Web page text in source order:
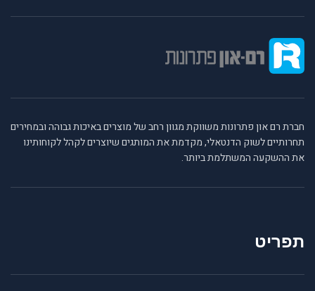
חברת רם און פתרונות משווקת מגוון רחב של מוצרים באיכות גבוהה ובמחירים
תחרותיים לשוק הדנטאלי, מקדמת את המותגים שיוצרים לקהל לקוחותינו
את ההשקעה המשתלמת ביותר.
תפריט